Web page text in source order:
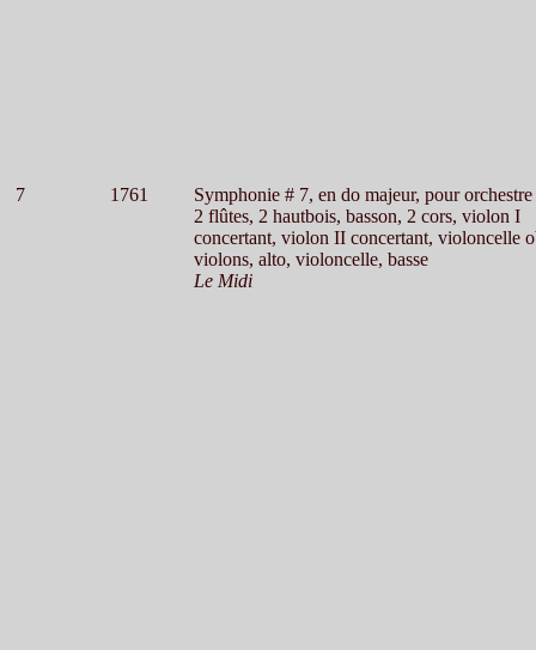
7 1761
Symphonie # 7, en do majeur, pour orchestre
2 flûtes, 2 hautbois, basson, 2 cors, violon I
concertant, violon II concertant, violoncelle
violons, alto, violoncelle, basse
Le Midi